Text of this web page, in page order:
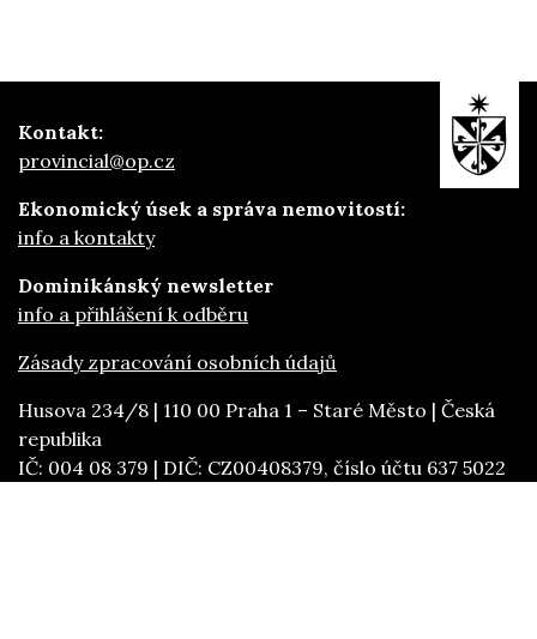
Kontakt:
provincial@op.cz
Ekonomický úsek a správa nemovitostí:
info a kontakty
Dominikánský newsletter
info a přihlášení k odběru
Zásady zpracování osobních údajů
Husova 234/8 | 110 00 Praha 1 – Staré Město | Česká
republika
IČ: 004 08 379 | DIČ: CZ00408379, číslo účtu 637 5022